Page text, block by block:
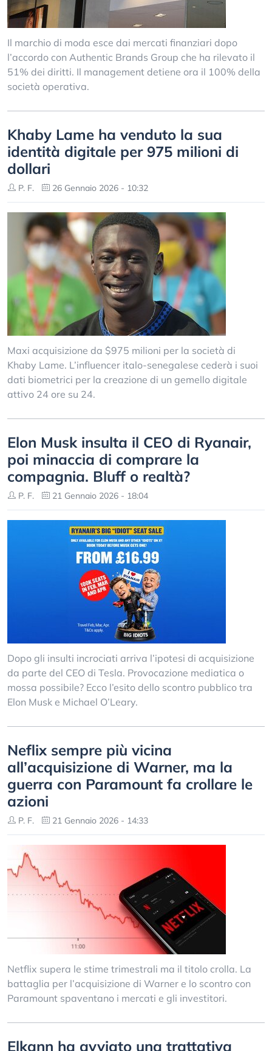
Il marchio di moda esce dai mercati finanziari dopo
l’accordo con Authentic Brands Group che ha rilevato il
51% dei diritti. Il management detiene ora il 100% della
società operativa.
Khaby Lame ha venduto la sua
identità digitale per 975 milioni di
dollari
P. F. 26 Gennaio 2026 - 10:32
Maxi acquisizione da $975 milioni per la società di
Khaby Lame. L’influencer italo-senegalese cederà i suoi
dati biometrici per la creazione di un gemello digitale
attivo 24 ore su 24.
Elon Musk insulta il CEO di Ryanair,
poi minaccia di comprare la
compagnia. Bluff o realtà?
P. F. 21 Gennaio 2026 - 18:04
Dopo gli insulti incrociati arriva l’ipotesi di acquisizione
da parte del CEO di Tesla. Provocazione mediatica o
mossa possibile? Ecco l’esito dello scontro pubblico tra
Elon Musk e Michael O’Leary.
Neflix sempre più vicina
all’acquisizione di Warner, ma la
guerra con Paramount fa crollare le
azioni
P. F. 21 Gennaio 2026 - 14:33
Netflix supera le stime trimestrali ma il titolo crolla. La
battaglia per l’acquisizione di Warner e lo scontro con
Paramount spaventano i mercati e gli investitori.
Elkann ha avviato una trattativa